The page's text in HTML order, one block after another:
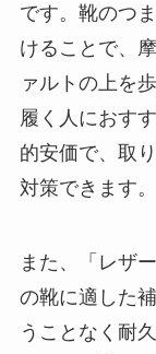
です。靴のつ
けることで、
ァルトの上を
履く人におす
的安価で、取
対策できます。
また、「レザ
の靴に適した
うことなく耐